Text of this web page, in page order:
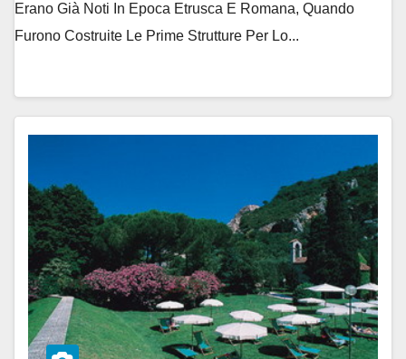
Erano Già Noti In Epoca Etrusca E Romana, Quando
Furono Costruite Le Prime Strutture Per Lo...